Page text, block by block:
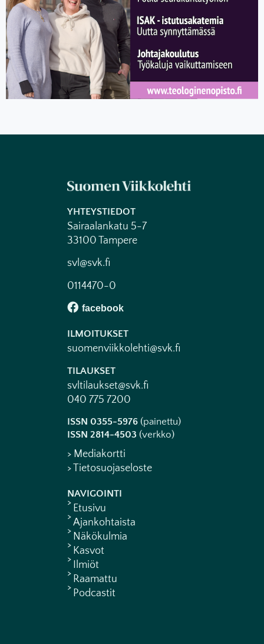
YHTEYSTIEDOT
Sairaalankatu 5-7
33100 Tampere
svl@svk.fi
0114470-0
ILMOITUKSET
suomenviikkolehti@svk.fi
TILAUKSET
svltilaukset@svk.fi
040 775 7200
ISSN 0355-5976 (painettu)
ISSN 2814-4503 (verkko)
> Mediakortti
> Tietosuojaseloste
NAVIGOINTI
Etusivu
Ajankohtaista
Näkökulmia
Kasvot
Ilmiöt
Raamattu
Podcastit